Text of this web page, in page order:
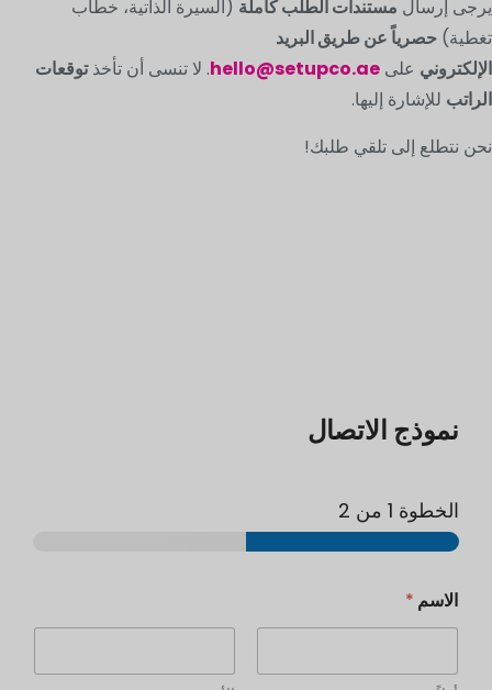
يرجى إرسال مستندات الطلب كاملة (السيرة الذاتية، خطاب
تغطية) حصرياً عن طريق البريد
الإلكتروني على hello@setupco.ae. لا تنسى أن تأخذتوقعات
الراتب للإشارة إليها.
نحن نتطلع إلى تلقي طلبك!
نموذج الاتصال
الخطوة 1 من 2
الاسم *